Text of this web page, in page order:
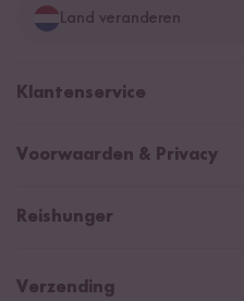
Land veranderen
Duitsland
Nederland
Klantenservice
Help Center (FAQ)
Betaalmethoden
Reishunger lexicon
Voorwaarden & Privacy
Retourneren
Privacy
Reishunger
Verzending